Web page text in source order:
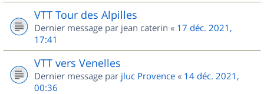
VTT Tour des Alpilles
Dernier message par jean caterin « 17 déc. 2021,
17:41
VTT vers Venelles
Dernier message par jluc Provence « 14 déc. 2021,
00:36